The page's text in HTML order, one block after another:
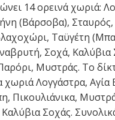
14 ορεινά χωριά:
(Βάρσοβα), Σταυρός,
Ταϋγέτη
Σοχά, Καλύβια
Μυστράς. Το
χωριά Λογγάστρα, Αγία
Πικουλιάνικα,
Σοχάς.